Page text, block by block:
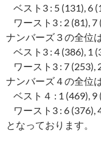
ベスト3 : 5 (131), 6
ワースト3 : 2 (81), 7
ナンバーズ３の全位
ベスト3 : 4 (386), 1
ワースト3 : 7 (253),
ナンバーズ４の全位
ベスト４ : 1 (469), 9
ワースト3 : 6 (376),
となっております。